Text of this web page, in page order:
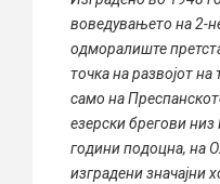
воведувањето на 2-
одморалиште
точка на развојот на
само на
езерски брегови
години подоцна, на
изградени значајни